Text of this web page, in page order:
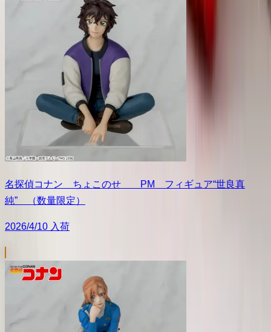
名探偵コナン ちょこのせ PM フィギュア“世良真
純” （数量限定）
2026/4/10 入荷